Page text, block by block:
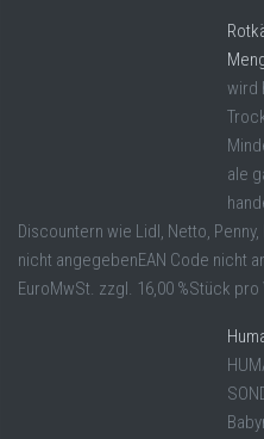
wird
ale
Discountern wie Lidl, Netto,
nicht angegebenEAN Code nicht
EuroMwSt. zzgl. 16,00 %Stück